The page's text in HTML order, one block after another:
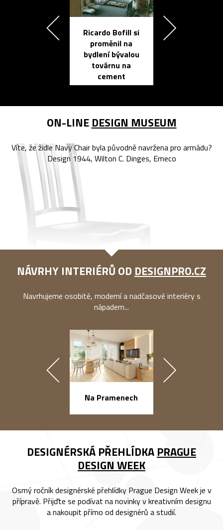
Ricardo Bofill si
proměnil na
bydlení bývalou
továrnu na
cement
ON-LINE DESIGN MUSEUM
Víte, že židle Navy Chair byla původně navržena pro armádu?
Design 1944, Wilton C. Dinges, Emeco
NÁVRHY INTERIÉRŮ OD DESIGNPRO.CZ
Navrhujeme osobité, moderní a nadčasové interiéry s
nápadem...
Na Pramenech
DESIGNÉRSKÁ PŘEHLÍDKA PRAGUE
DESIGN WEEK
Osmý ročník designérské přehlídky Prague Design Week je v
přípravě. Přijďte se podívat na novinky v kreativním designu
a nakoupit přímo od designérů a studií.